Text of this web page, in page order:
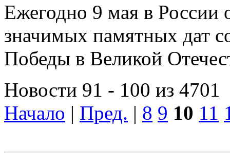
Ежегодно 9 мая в России
значимых памятных дат
Победы в Великой
Новости 91 - 100 из 4701
Начало | Пред. | 8 9 10 11